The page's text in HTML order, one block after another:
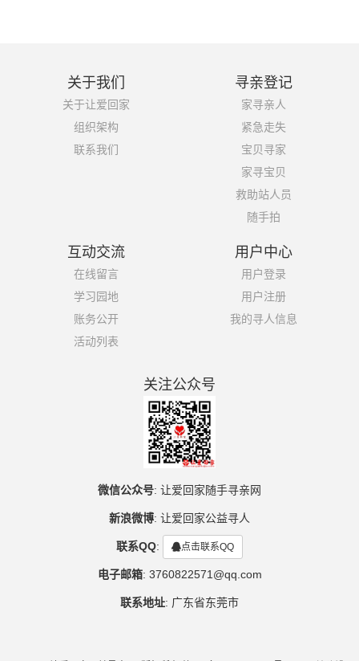
关于我们
关于让爱回家
组织架构
联系我们
寻亲登记
家寻亲人
紧急走失
宝贝寻家
家寻宝贝
救助站人员
随手拍
互动交流
在线留言
学习园地
账务公开
活动列表
用户中心
用户登录
用户注册
我的寻人信息
关注公众号
微信公众号: 让爱回家随手寻亲网
新浪微博: 让爱回家公益寻人
联系QQ: 点击联系QQ
电子邮箱: 3760822571@qq.com
联系地址: 广东省东莞市